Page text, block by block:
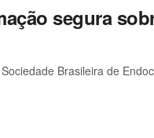
segura
Brasileira de